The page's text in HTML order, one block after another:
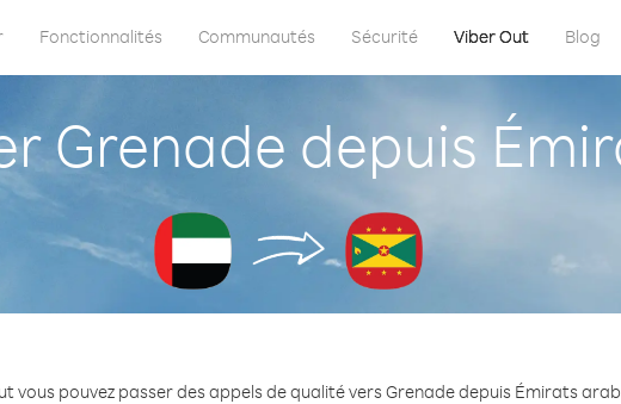
Fonctionnalités Communautés Sécurité Viber Out Blog
Grenade depuis
vous pouvez passer des appels de qualité vers Grenade depuis Émirats